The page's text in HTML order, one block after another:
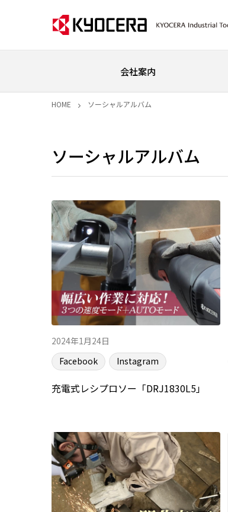
会社案内
HOME ソーシャルアルバム
ソーシャルアルバム
2024年1月24日
Facebook
Instagram
充電式レシプロソー「DRJ1830L5」